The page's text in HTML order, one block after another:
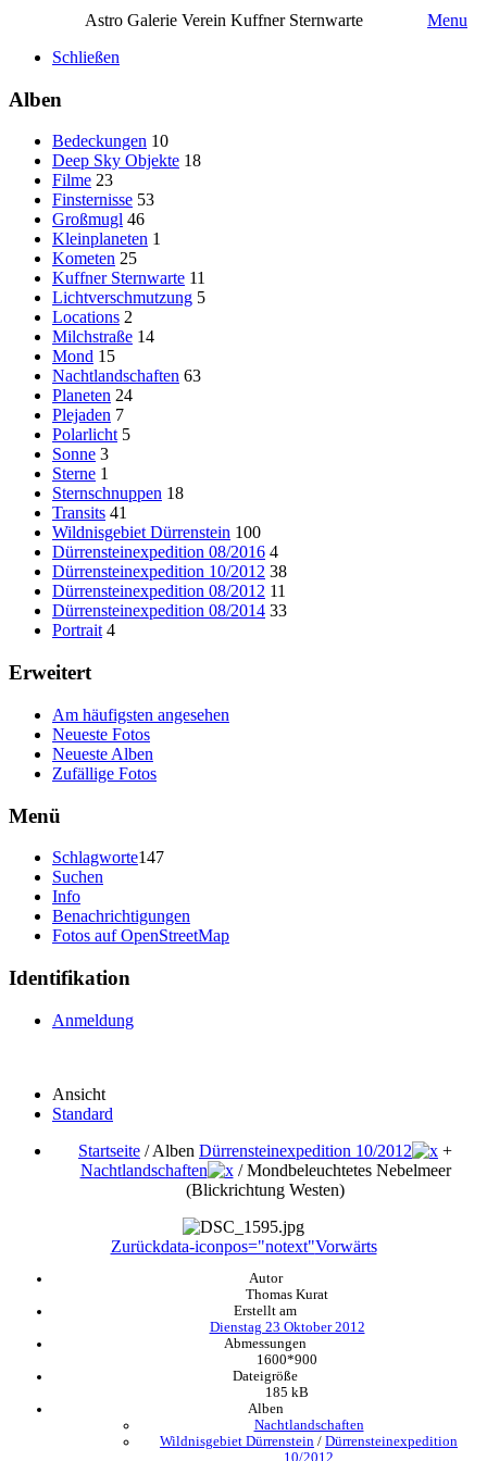
Astro Galerie Verein Kuffner Sternwarte
Menu
Schließen
Alben
Bedeckungen 10
Deep Sky Objekte 18
Filme 23
Finsternisse 53
Großmugl 46
Kleinplaneten 1
Kometen 25
Kuffner Sternwarte 11
Lichtverschmutzung 5
Locations 2
Milchstraße 14
Mond 15
Nachtlandschaften 63
Planeten 24
Plejaden 7
Polarlicht 5
Sonne 3
Sterne 1
Sternschnuppen 18
Transits 41
Wildnisgebiet Dürrenstein 100
Dürrensteinexpedition 08/2016 4
Dürrensteinexpedition 10/2012 38
Dürrensteinexpedition 08/2012 11
Dürrensteinexpedition 08/2014 33
Portrait 4
Erweitert
Am häufigsten angesehen
Neueste Fotos
Neueste Alben
Zufällige Fotos
Menü
Schlagworte147
Suchen
Info
Benachrichtigungen
Fotos auf OpenStreetMap
Identifikation
Anmeldung
Ansicht
Standard
Startseite / Alben Dürrensteinexpedition 10/2012
+
Nachtlandschaften
/Mondbeleuchtetes Nebelmeer
(Blickrichtung Westen)
Zurückdata-iconpos="notext"Vorwärts
Autor
Thomas Kurat
Erstellt am
Dienstag 23 Oktober 2012
Abmessungen
1600*900
Dateigröße
185 kB
Alben
Nachtlandschaften
Wildnisgebiet Dürrenstein / Dürrensteinexpedition
10/2012